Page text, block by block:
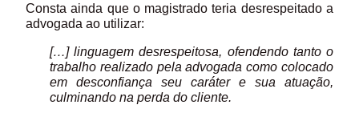
Consta ainda que o magistrado teria desrespeitado a
advogada ao utilizar:
[…] linguagem desrespeitosa, ofendendo tanto o
trabalho realizado pela advogada como colocado
em desconfiança seu caráter e sua atuação,
culminando na perda do cliente.